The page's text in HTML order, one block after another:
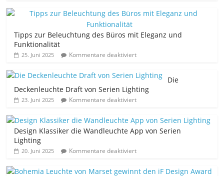
Tipps zur Beleuchtung des Büros mit Eleganz und
Funktionalität
25. Juni 2025 Kommentare deaktiviert
Die
Deckenleuchte Draft von Serien Lighting
23. Juni 2025 Kommentare deaktiviert
Design Klassiker die Wandleuchte App von Serien
Lighting
20. Juni 2025 Kommentare deaktiviert